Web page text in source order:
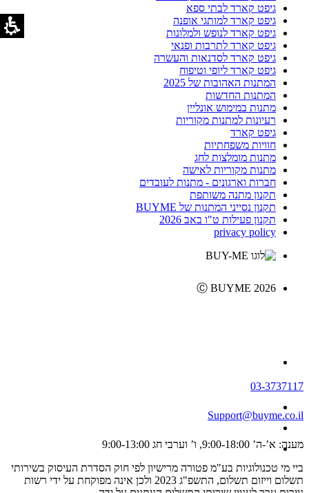
גיפט קארד לבתי ספא
גיפט קארד למותגי אופנה
גיפט קארד לנופש ולמלונות
גיפט קארד לתרבות ופנאי
גיפט קארד לסדנאות והעשרה
גיפט קארד ליופי וטיפוח
המתנות האהובות של 2025
המתנות החדשות
מתנות במימוש אונליין
רעיונות למתנות מקוריות
גיפט קארד
חוויות משפחתיות
מתנות מומלצות לחג
מתנות מקוריות לאישה
חברות וארגונים - מתנות לעובדים
תקנון מתנה משותפת
תקנון נסייני המתנות של BUYME
תקנון פעילות ט"ו באב 2026
privacy policy
Ⓒ BUYME 2026
03-3737117
Support@buyme.co.il
מענה: א’-ה’ 9:00-18:00, ו’ וערבי חג 9:00-13:00
ביי מי טכנולוגיות בע"מ פטורה מרישיון לפי חוק הסדרת העיסוק בשירותי
תשלום וייזום תשלום, התשפ"ג 2023 ולכן אינה מפוקחת על ידי רשות